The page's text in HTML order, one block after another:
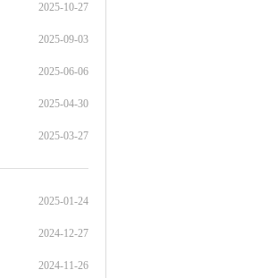
2025-10-27
2025-09-03
2025-06-06
2025-04-30
2025-03-27
2025-01-24
2024-12-27
2024-11-26